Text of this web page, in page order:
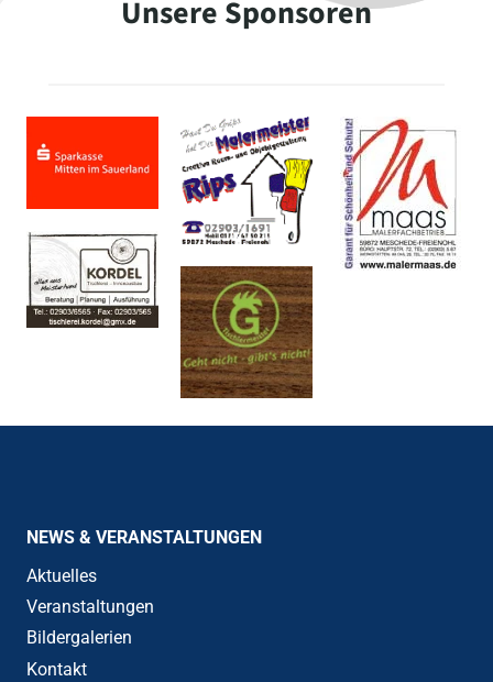
Unsere Sponsoren
NEWS & VERANSTALTUNGEN
Aktuelles
Veranstaltungen
Bildergalerien
Kontakt